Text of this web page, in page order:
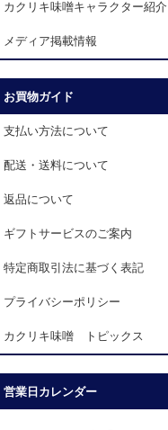
カクリキ味噌キャラクター紹介
メディア掲載情報
お買物ガイド
支払い方法について
配送・送料について
返品について
ギフトサービスのご案内
特定商取引法に基づく表記
プライバシーポリシー
カクリキ味噌 トピックス
営業日カレンダー